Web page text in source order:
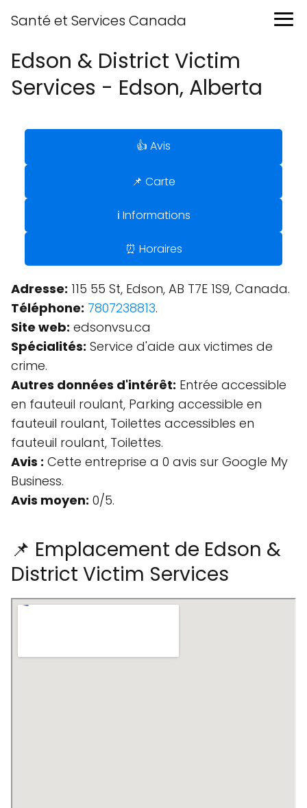
Santé et Services Canada
Edson & District Victim
Services - Edson, Alberta
👍 Avis
📌 Carte
ℹ️ Informations
⏰ Horaires
Adresse: 115 55 St, Edson, AB T7E 1S9, Canada.
Téléphone: 7807238813.
Site web: edsonvsu.ca
Spécialités: Service d'aide aux victimes de
crime.
Autres données d'intérêt: Entrée accessible
en fauteuil roulant, Parking accessible en
fauteuil roulant, Toilettes accessibles en
fauteuil roulant, Toilettes.
Avis : Cette entreprise a 0 avis sur Google My
Business.
Avis moyen: 0/5.
📌 Emplacement de Edson &
District Victim Services